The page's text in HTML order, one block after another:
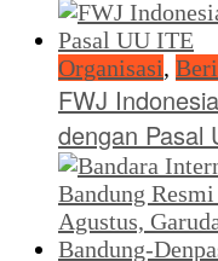
Organisasi,
FWJ
dengan Pasal